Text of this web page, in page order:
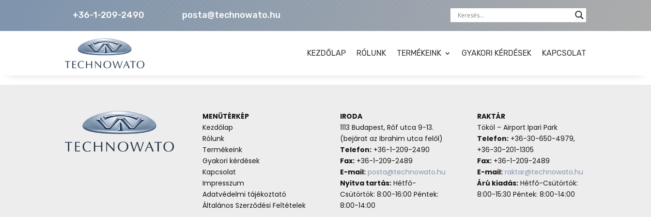
+36-1-209-2490 posta@technowato.hu
KEZDŐLAP RÓLUNK TERMÉKEINK GYAKORI KÉRDÉSEK KAPCSOLAT
MENÜTÉRKÉP
Kezdőlap
Rólunk
Termékeink
Gyakori kérdések
Kapcsolat
Impresszum
Adatvédelmi tájékoztató
Általános Szerződési Feltételek
IRODA
1113 Budapest, Rőf utca 9-13.
(bejárat az Ibrahim utca felől)
Telefon:+36-1-209-2490
Fax:+36-1-209-2489
E-mail: posta@technowato.hu
Nyitva tartás:Hétfő-
Csütörtök: 8:00-16:00 Péntek:
8:00-14:00
RAKTÁR
Tököl – Airport Ipari Park
Telefon: +36-30-650-4979,
+36-30-201-1305
Fax: +36-1-209-2489
E-mail: raktar@technowato.hu
Árú kiadás: Hétfő-Csütörtök:
8:00-15:30 Péntek: 8:00-14:00